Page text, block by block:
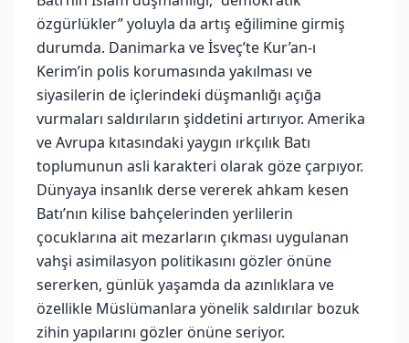
özgürlükler” yoluyla da artış eğilimine girmiş
durumda. Danimarka ve İsveç’te Kur’an-ı
Kerim’in polis korumasında yakılması ve
siyasilerin de içlerindeki düşmanlığı açığa
vurmaları saldırıların şiddetini artırıyor. Amerika
ve Avrupa kıtasındaki yaygın ırkçılık Batı
toplumunun asli karakteri olarak göze çarpıyor.
Dünyaya insanlık derse vererek ahkam kesen
Batı’nın kilise bahçelerinden yerlilerin
çocuklarına ait mezarların çıkması uygulanan
vahşi asimilasyon politikasını gözler önüne
sererken, günlük yaşamda da azınlıklara ve
özellikle Müslümanlara yönelik saldırılar bozuk
zihin yapılarını gözler önüne seriyor.